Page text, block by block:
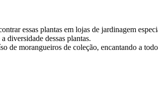
essas plantas em lojas de jardinagem
diversidade dessas plantas.
morangueiros de coleção, encantando a